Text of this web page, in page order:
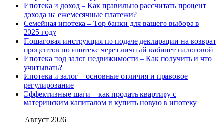
Ипотека и доход – Как правильно рассчитать процент
дохода на ежемесячные платежи?
Семейная ипотека – Top банки для вашего выбора в
2025 году
Пошаговая инструкция по подаче декларации на возврат
процентов по ипотеке через личный кабинет налоговой
Ипотека под залог недвижимости – Как получить и что
учитывать?
Ипотека и залог – основные отличия и правовое
регулирование
Эффективные шаги – как продать квартиру с
материнским капиталом и купить новую в ипотеку
Август 2026